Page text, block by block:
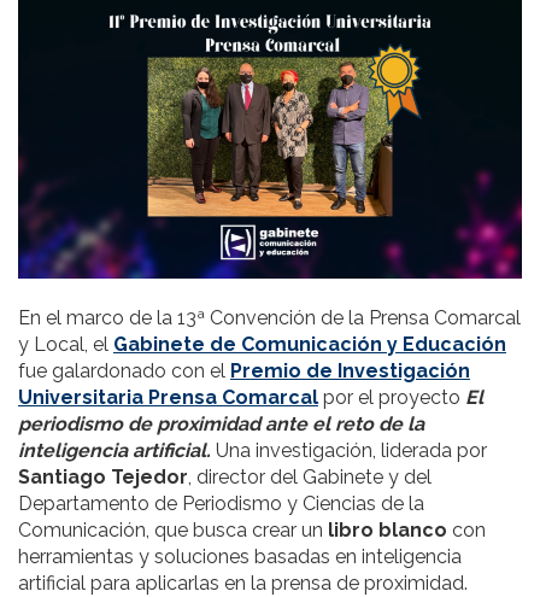
En el marco de la 13ª Convención de la Prensa Comarcal
y Local, el Gabinete de Comunicación y Educación
fue galardonado con el Premio de Investigación
Universitaria Prensa Comarcal por el proyecto El
periodismo de proximidad ante el reto de la
inteligencia artificial. Una investigación, liderada por
Santiago Tejedor, director del Gabinete y del
Departamento de Periodismo y Ciencias de la
Comunicación, que busca crear un libro blanco con
herramientas y soluciones basadas en inteligencia
artificial para aplicarlas en la prensa de proximidad.